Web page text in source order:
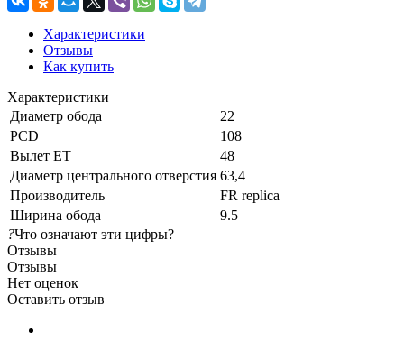
Характеристики
Отзывы
Как купить
Характеристики
Диаметр обода
22
PCD
108
Вылет ET
48
Диаметр центрального отверстия 63,4
Производитель
FR replica
Ширина обода
9.5
?Что означают эти цифры?
Отзывы
Отзывы
Нет оценок
Оставить отзыв